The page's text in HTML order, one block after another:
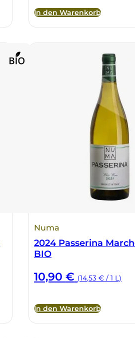
In den Warenkorb
Numa
2024 Passerina
BIO
10,90€ (14,53 € / 1 L)
In den Warenkorb